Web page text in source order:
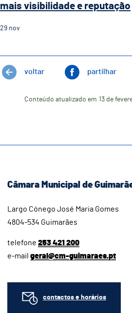
mais visibilidade e reputação
29 nov
voltar partilhar
Conteúdo atualizado em 13 de
Câmara Municipal de
Largo Cónego José Maria Gomes
4804-534 Guimarães
telefone 253 421 200
e-mail geral@cm-guimaraes.pt
contactos e horários